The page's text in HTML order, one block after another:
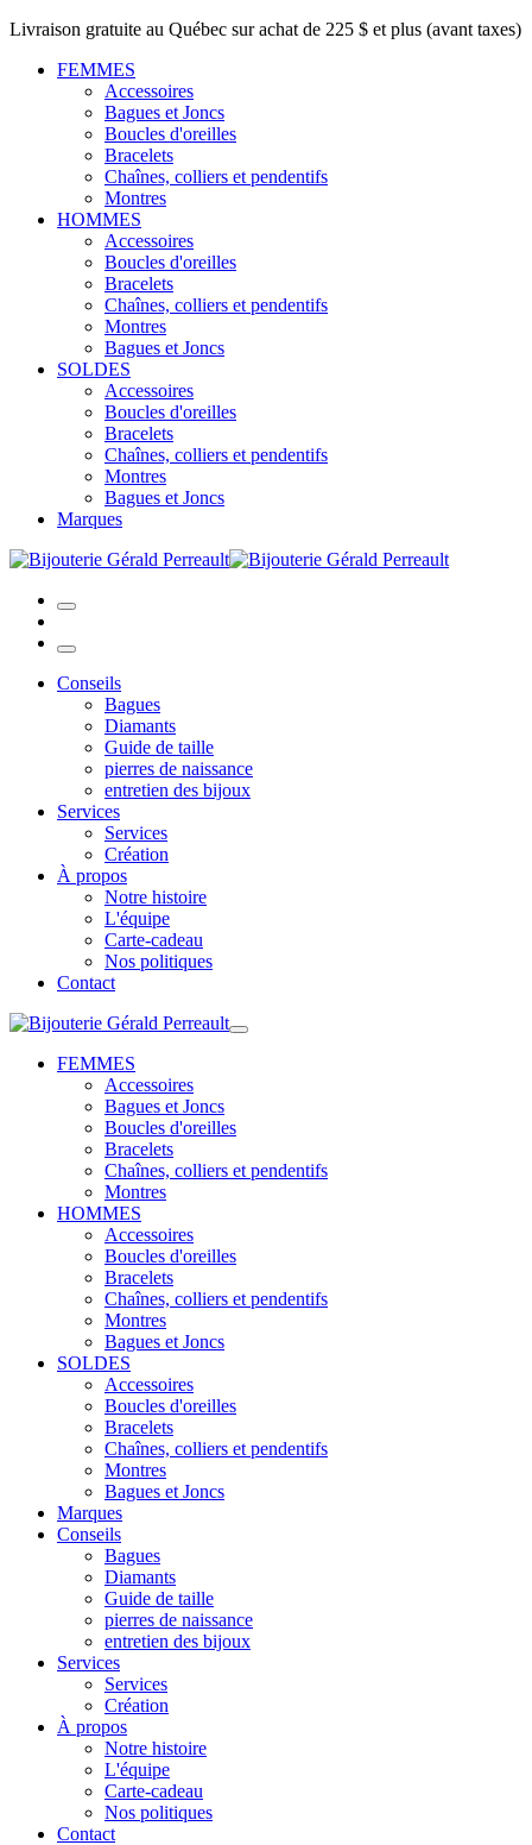
Livraison gratuite au Québec sur achat de 225 $ et plus (avant taxes)
FEMMES
Accessoires
Bagues et Joncs
Boucles d'oreilles
Bracelets
Chaînes, colliers et pendentifs
Montres
HOMMES
Accessoires
Boucles d'oreilles
Bracelets
Chaînes, colliers et pendentifs
Montres
Bagues et Joncs
SOLDES
Accessoires
Boucles d'oreilles
Bracelets
Chaînes, colliers et pendentifs
Montres
Bagues et Joncs
Marques
Conseils
Bagues
Diamants
Guide de taille
pierres de naissance
entretien des bijoux
Services
Services
Création
À propos
Notre histoire
L'équipe
Carte-cadeau
Nos politiques
Contact
FEMMES
Accessoires
Bagues et Joncs
Boucles d'oreilles
Bracelets
Chaînes, colliers et pendentifs
Montres
HOMMES
Accessoires
Boucles d'oreilles
Bracelets
Chaînes, colliers et pendentifs
Montres
Bagues et Joncs
SOLDES
Accessoires
Boucles d'oreilles
Bracelets
Chaînes, colliers et pendentifs
Montres
Bagues et Joncs
Marques
Conseils
Bagues
Diamants
Guide de taille
pierres de naissance
entretien des bijoux
Services
Services
Création
À propos
Notre histoire
L'équipe
Carte-cadeau
Nos politiques
Contact